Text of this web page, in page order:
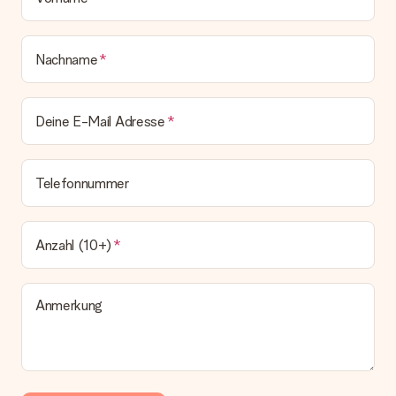
oder Päckchen geliefert wird, kontaktiere bitte unseren
Kundenservice.
Zahlung
Wie kann ich meine Bestellung bezahlen?
Wir bieten die folgenden Zahlungsoptionen an: Vorauskasse
mit normaler Überweisung, Sofortüberweisung, Paypal,
Kreditkarte oder auf Rechnung über Klarna. Bei einer
manuellen Überweisung verlängert sich die Lieferzeit des
Geschenks jedoch um 3 Werktage.
Geschenk empfangen
Was, wenn das Geschenk meine Erwartungen nicht
erfüllt?
Sollte das Geschenk wider Erwarten deine Erwartungen nicht
Nachname
Deine E-Mail Adresse
Telefonnummer
Anzahl (10+)
Anmerkung